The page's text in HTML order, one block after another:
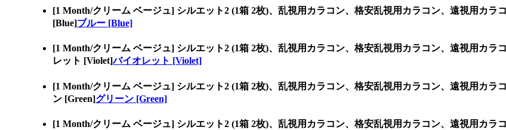
[1 Month/クリーム ベージュ] シルエット2 (1箱 2枚)、乱視用カラコン、格安乱視用カラコン、遠視用カ
[Blue]ブルー [Blue]
[1 Month/クリーム ベージュ] シルエット2 (1箱 2枚)、乱視用カラコン、格安乱視用カラコン、遠視用カ
レット [Violet]バイオレット [Violet]
[1 Month/クリーム ベージュ] シルエット2 (1箱 2枚)、乱視用カラコン、格安乱視用カラコン、遠視用カ
ン [Green]グリーン [Green]
[1 Month/クリーム ベージュ] シルエット2 (1箱 2枚)、乱視用カラコン、格安乱視用カラコン、遠視用カ